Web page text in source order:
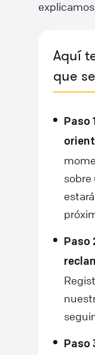
Aquí
que
Paso
sobre
Paso
Paso